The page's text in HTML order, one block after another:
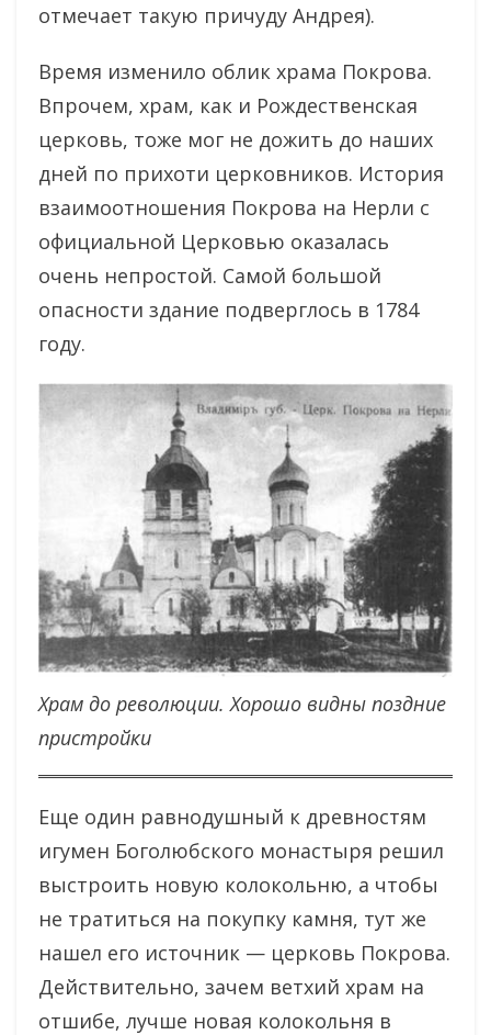
отмечает такую причуду Андрея).
Время изменило облик храма Покрова.
Впрочем, храм, как и Рождественская
церковь, тоже мог не дожить до наших
дней по прихоти церковников. История
взаимоотношения Покрова на Нерли с
официальной Церковью оказалась
очень непростой. Самой большой
опасности здание подверглось в 1784
году.
Храм до революции. Хорошо видны поздние
пристройки
Еще один равнодушный к древностям
игумен Боголюбского монастыря решил
выстроить новую колокольню, а чтобы
не тратиться на покупку камня, тут же
нашел его источник — церковь Покрова.
Действительно, зачем ветхий храм на
отшибе, лучше новая колокольня в